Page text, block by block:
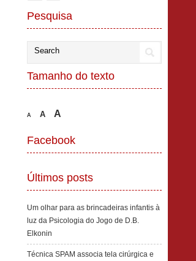
Pesquisa
Tamanho do texto
A A A
Facebook
Últimos posts
Um olhar para as brincadeiras infantis à
luz da Psicologia do Jogo de D.B.
Elkonin
Técnica SPAM associa tela cirúrgica e